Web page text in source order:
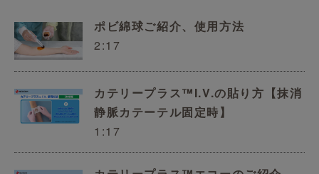
ポビ綿球ご紹介、使用方法
2:17
カテリープラス™I.V.の貼り方【抹消
静脈カテーテル固定時】
1:17